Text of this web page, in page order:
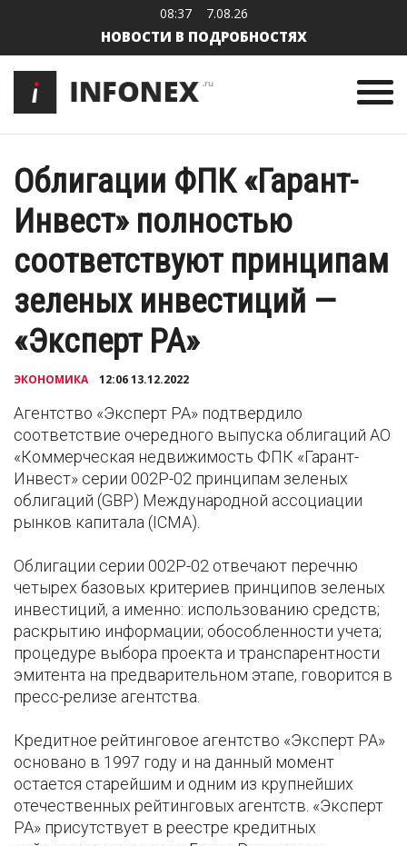
08:37 7.08.26
НОВОСТИ В ПОДРОБНОСТЯХ
Облигации ФПК «Гарант-
Инвест» полностью
соответствуют принципам
зеленых инвестиций —
«Эксперт РА»
ЭКОНОМИКА 12:06 13.12.2022
Агентство «Эксперт РА» подтвердило
соответствие очередного выпуска облигаций АО
«Коммерческая недвижимость ФПК «Гарант-
Инвест» серии 002P-02 принципам зеленых
облигаций (GBP) Международной ассоциации
рынков капитала (ICMA).
Облигации серии 002Р-02 отвечают перечню
четырех базовых критериев принципов зеленых
инвестиций, а именно: использованию средств;
раскрытию информации; обособленности учета;
процедуре выбора проекта и транспарентности
эмитента на предварительном этапе, говорится в
пресс-релизе агентства.
Кредитное рейтинговое агентство «Эксперт РА»
основано в 1997 году и на данный момент
остается старейшим и одним из крупнейших
отечественных рейтинговых агентств. «Эксперт
РА» присутствует в реестре кредитных